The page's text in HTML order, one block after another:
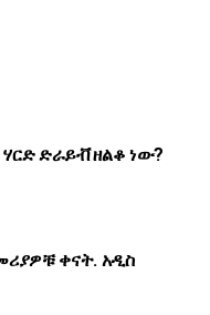
ድራይቭ ዘልቆ ነው?
ቀናት. አዲስ